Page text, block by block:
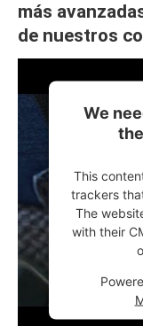
más
de nuestros
We
This
trackers
The
with their